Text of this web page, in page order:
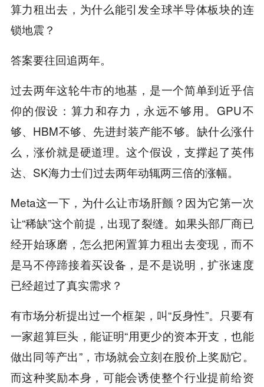
算力租出去，为什么能引发全球半导体板块的连
锁地震？
答案要往回追两年。
过去两年这轮牛市的地基，是一个简单到近乎信
仰的假设：算力和存力，永远不够用。GPU不
够、HBM不够、先进封装产能不够。缺什么涨什
么，涨价就是硬道理。这个假设，支撑起了英伟
达、SK海力士们过去两年动辄两三倍的涨幅。
Meta这一下，为什么让市场肝颤？因为它第一次
让“稀缺”这个前提，出现了裂缝。如果头部厂商已
经开始琢磨，怎么把闲置算力租出去变现，而不
是马不停蹄接着买设备，是不是说明，扩张速度
已经超过了真实需求？
有市场分析提出过一个框架，叫“反身性”。只要有
一家超算巨头，能证明“用更少的资本开支，也能
做出同等产出”，市场就会立刻在股价上奖励它。
而这种奖励本身，可能会诱使整个行业提前给资